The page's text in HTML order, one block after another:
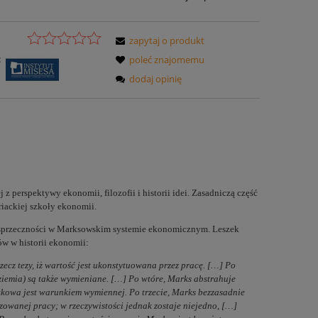
zapytaj o produkt
poleć znajomemu
dodaj opinię
perspektywy ekonomii, filozofii i historii idei. Zasadniczą część
szkoły ekonomii.
w Marksowskim systemie ekonomicznym. Leszek
w historii ekonomii:
tezy, iż wartość jest ukonstytuowana przez pracę. […] Po
są także wymieniane. […] Po wtóre, Marks abstrahuje
jest warunkiem wymiennej. Po trzecie, Marks bezzasadnie
pracy; w rzeczywistości jednak zostaje niejedno, […]